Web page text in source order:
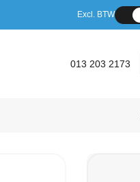
Excl. BTW
013 203 2173